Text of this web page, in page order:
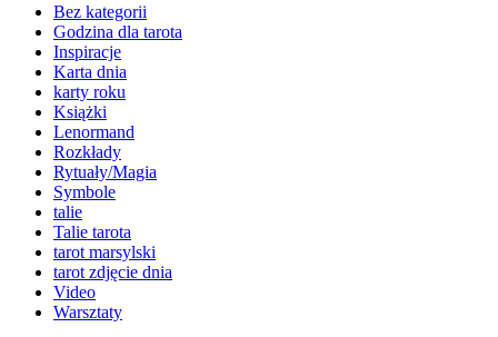
Bez kategorii
Godzina dla tarota
Inspiracje
Karta dnia
karty roku
Książki
Lenormand
Rozkłady
Rytuały/Magia
Symbole
talie
Talie tarota
tarot marsylski
tarot zdjęcie dnia
Video
Warsztaty